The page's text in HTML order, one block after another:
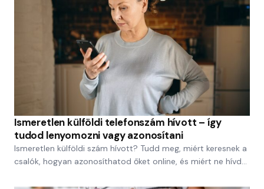
Ismeretlen külföldi telefonszám hívott – így
tudod lenyomozni vagy azonosítani
Ismeretlen külföldi szám hívott? Tudd meg, miért keresnek a
csalók, hogyan azonosíthatod őket online, és miért ne hívd…